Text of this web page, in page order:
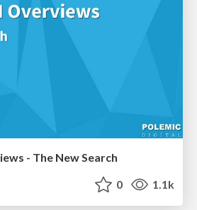
- The New Search
0 1.1k